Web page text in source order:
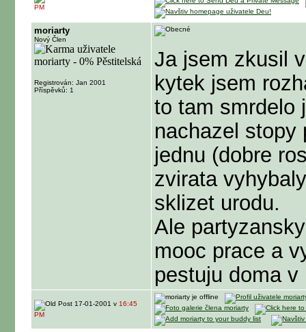
PM
moriarty
Nový Člen
Registrován: Jan 2001
Příspěvků: 1
Ja jsem zkusil
kytek jsem
to tam smrdelo
nachazel stopy
jednu (dobre
zvirata
sklizet urodu.
Ale
mooc prace a
pestuju doma
17-01-2001 v 16:45
PM